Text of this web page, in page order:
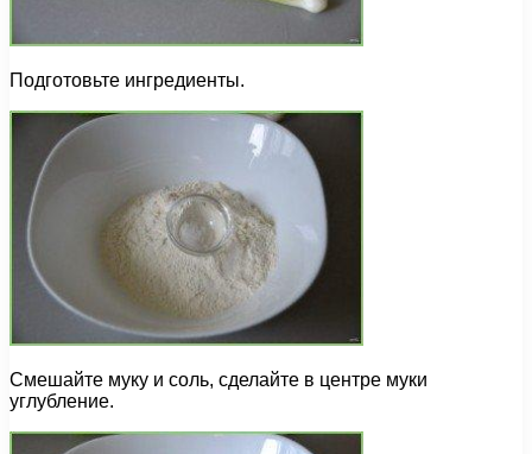
Подготовьте ингредиенты.
Смешайте муку и соль, сделайте в центре муки
углубление.